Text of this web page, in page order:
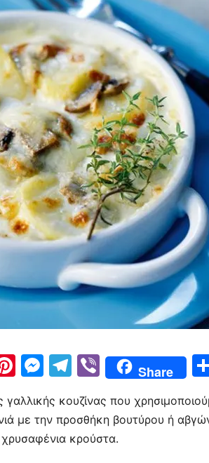
Pi
er
e
M
s
s
T
e
gr
Vi
b
er
Share
γαλλικής κουζίνας που
με την προσθήκη βουτύρου ή
κρούστα.